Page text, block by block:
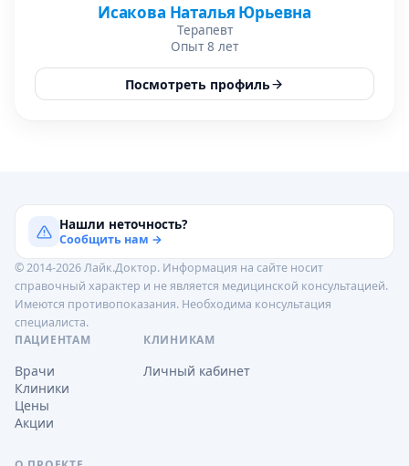
Исакова Наталья Юрьевна
Терапевт
Опыт 8 лет
Посмотреть профиль
Нашли неточность?
Сообщить нам →
© 2014-2026 Лайк.Доктор. Информация на сайте носит
справочный характер и не является медицинской консультацией.
Имеются противопоказания. Необходима консультация
специалиста.
ПАЦИЕНТАМ
Врачи
Клиники
Цены
Акции
КЛИНИКАМ
Личный кабинет